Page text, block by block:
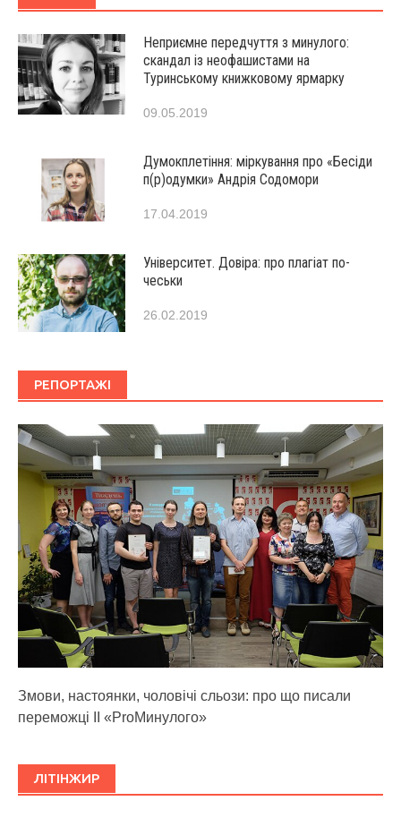
Неприємне передчуття з минулого:
скандал із неофашистами на
Туринському книжковому ярмарку
09.05.2019
Думокплетіння: міркування про «Бесіди
п(р)одумки» Андрія Содомори
17.04.2019
Університет. Довіра: про плагіат по-
чеськи
26.02.2019
РЕПОРТАЖІ
Змови, настоянки, чоловічі сльози: про що писали
переможці ІІ «ProМинулого»
ЛІТІНЖИР